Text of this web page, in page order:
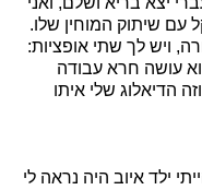
עם שיתוק המוחין שלו.
ויש לך שתי אופציות:
עושה חרא עבודה
הדיאלוג שלי איתו
ילד איוב היה נראה לי